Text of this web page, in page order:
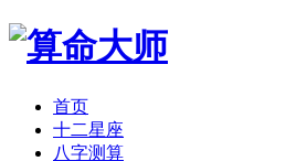
首页
十二星座
八字测算